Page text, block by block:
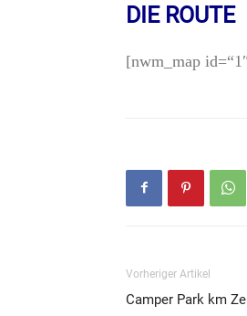
DIE ROUTE
[nwm_map
Vorheriger Artikel
Camper Park km